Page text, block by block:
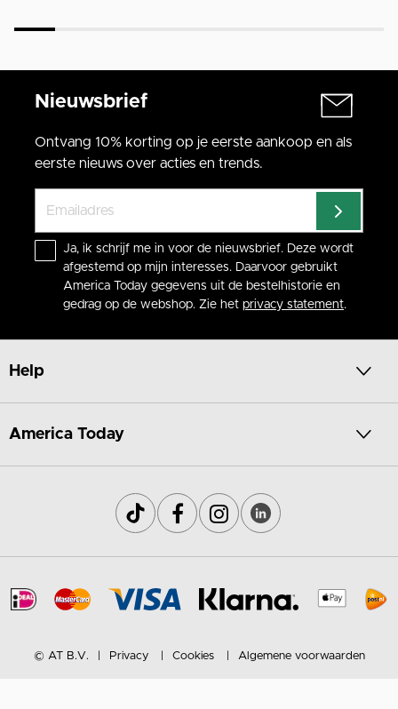
Nieuwsbrief
Ontvang 10% korting op je eerste aankoop en als
eerste nieuws over acties en trends.
Ja, ik schrijf me in voor de nieuwsbrief. Deze wordt
afgestemd op mijn interesses. Daarvoor gebruikt
America Today gegevens uit de bestelhistorie en
gedrag op de webshop. Zie het privacy statement.
Help
America Today
© AT B.V. Privacy Cookies Algemene voorwaarden